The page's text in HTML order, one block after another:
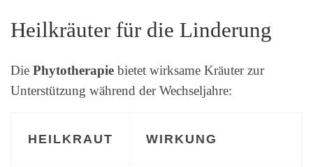
Heilkräuter für die Linderung
Die Phytotherapie bietet wirksame Kräuter zur
Unterstützung während der Wechseljahre:
HEILKRAUT WIRKUNG